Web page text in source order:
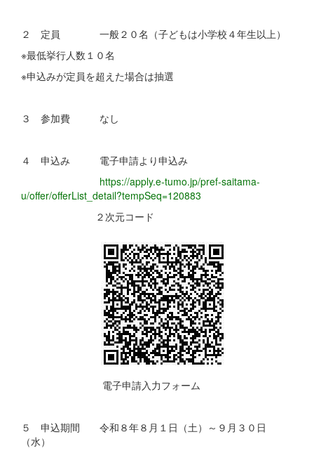
２ 定員 一般２０名（子どもは小学校４年生以上）
※最低挙行人数１０名
※申込みが定員を超えた場合は抽選
３ 参加費 なし
４ 申込み 電子申請より申込み
https://apply.e-tumo.jp/pref-saitama-
u/offer/offerList_detail?tempSeq=120883
２次元コード
電子申請入力フォーム
５ 申込期間 令和８年８月１日（土）～９月３０日
（水）